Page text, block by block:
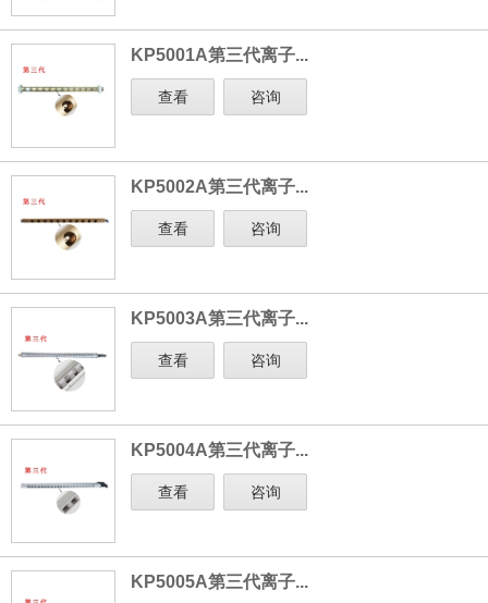
KP5001A第三代离子...
查看 咨询
KP5002A第三代离子...
查看 咨询
KP5003A第三代离子...
查看 咨询
KP5004A第三代离子...
查看 咨询
KP5005A第三代离子...